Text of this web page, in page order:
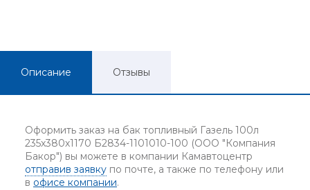
Описание Отзывы
Оформить заказ на бак топливный Газель 100л
235х380х1170 Б2834-1101010-100 (ООО "Компания
Бакор") вы можете в компании Камавтоцентр
отправив заявку по почте, а также по телефону или
в офисе компании.